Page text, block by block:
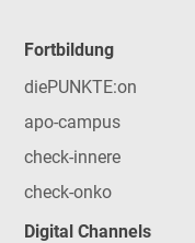
Fortbildung
diePUNKTE:on
apo-campus
check-innere
check-onko
Digital Channels